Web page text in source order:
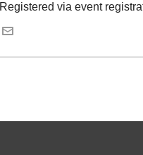
Registered via event